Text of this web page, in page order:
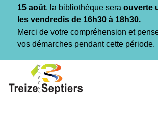
15 août, la bibliothèque sera ouverte
les vendredis de 16h30 à 18h30.
Merci de votre compréhension et
vos démarches pendant cette période.
contenu
pied